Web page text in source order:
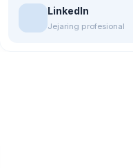
LinkedIn
Jejaring profesional